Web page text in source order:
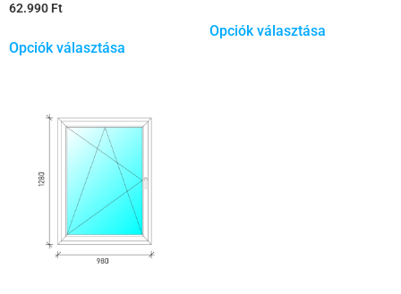
62.990 Ft
Opciók választása
Opciók választása